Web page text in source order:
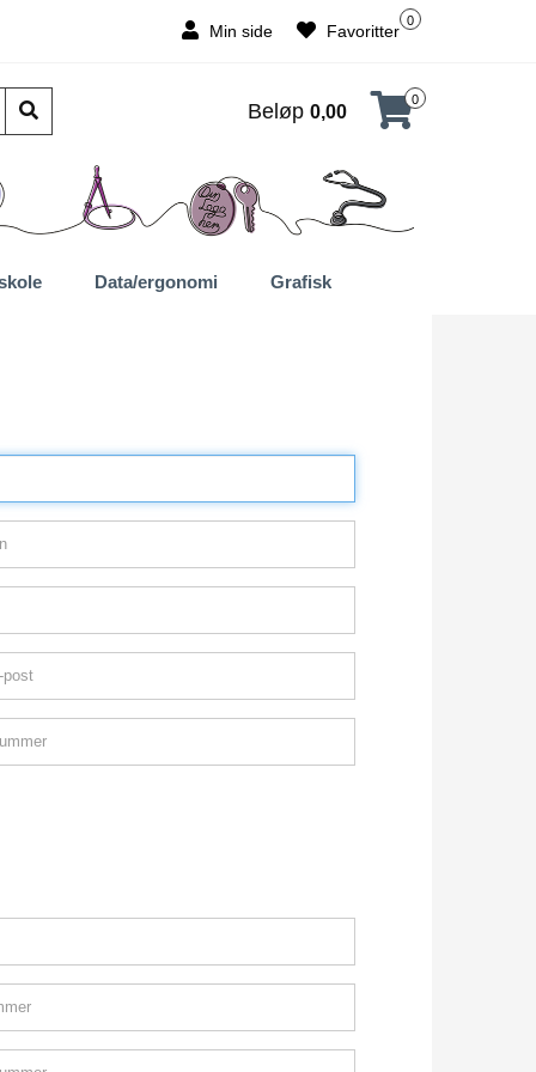
Min side
0
Favoritter
Beløp 0,00
0
Data/ergonomi Grafisk